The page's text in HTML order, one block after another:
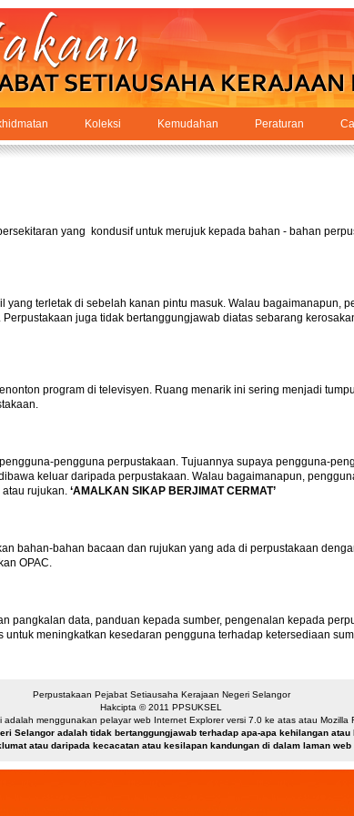
Koleksi Kemudahan Peraturan
yang kondusif untuk merujuk kepada bahan - bahan
yang terletak di sebelah kanan pintu masuk. Walau bagaimanapun,
juga tidak bertanggungjawab diatas sebarang
program di televisyen. Ruang menarik ini sering menjadi
pengguna perpustakaan. Tujuannya supaya pengguna-
keluar daripada perpustakaan. Walau bagaimanapun,
rujukan. ‘AMALKAN SIKAP BERJIMAT CERMAT’
bahan-bahan bacaan dan rujukan yang ada di perpustakaan
OPAC.
pangkalan data, panduan kepada sumber, pengenalan kepada
meningkatkan kesedaran pengguna terhadap ketersediaan
Perpustakaan Pejabat Setiausaha Kerajaan Negeri Selangor
Hakcipta © 2011 PPSUKSEL
menggunakan pelayar web Internet Explorer versi 7.0 ke atas atau Mozilla
Selangor adalah tidak bertanggungjawab terhadap apa-apa kehilangan
atau daripada kecacatan atau kesilapan kandungan di dalam laman web